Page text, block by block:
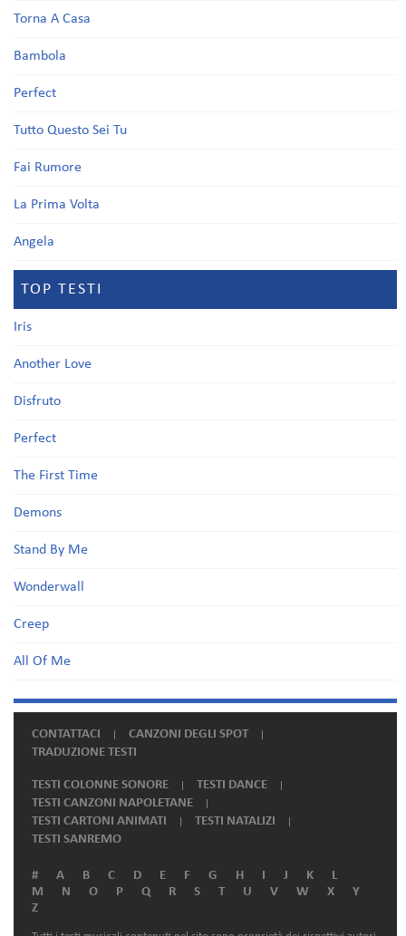
Torna A Casa
Bambola
Perfect
Tutto Questo Sei Tu
Fai Rumore
La Prima Volta
Angela
TOP TESTI
Iris
Another Love
Disfruto
Perfect
The First Time
Demons
Stand By Me
Wonderwall
Creep
All Of Me
CONTATTACI
CANZONI DEGLI SPOT
TRADUZIONE TESTI
TESTI COLONNE SONORE
TESTI DANCE
TESTI CANZONI NAPOLETANE
TESTI CARTONI ANIMATI
TESTI NATALIZI
TESTI SANREMO
# A B C D E F G H I J K
L
M
N O P Q R S T U V W X
Y
Z